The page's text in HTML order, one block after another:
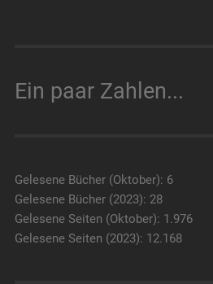
Ein paar Zahlen...
Gelesene Bücher (Oktober): 6
Gelesene Bücher (2023): 28
Gelesene Seiten (Oktober): 1.976
Gelesene Seiten (2023): 12.168